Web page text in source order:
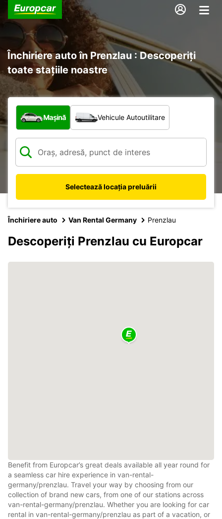
Închiriere auto în Prenzlau : Descoperiți
toate stațiile noastre
Ce tip de vehicul?
Mașină Vehicule Autoutilitare
Selectează locația preluării
Închiriere auto Van Rental Germany Prenzlau
Descoperiți Prenzlau cu Europcar
Benefit from Europcar’s great deals available all year round for
a seamless car hire experience in van-rental-
germany/prenzlau. Travel your way by choosing from our
collection of brand new cars, from one of our stations across
van-rental-germany/prenzlau. Whether you are looking for car
rental in van-rental-germany/prenzlau as part of a vacation, or